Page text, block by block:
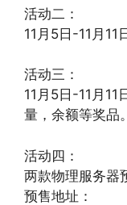
活动二：
11月5日-11月11
活动三：
11月5日-11月11
量，余额等奖品。
活动四：
两款物理服务器
预售地址：